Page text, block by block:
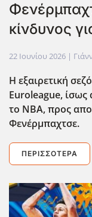
κίνδυνος
22 Ιουνίου 2026 |
Η εξαιρετική
Euroleague, ίσως
το ΝΒΑ, προς
Φενέρμπαχτσε.
ΠΕΡΙΣΣΌΤΕΡΑ